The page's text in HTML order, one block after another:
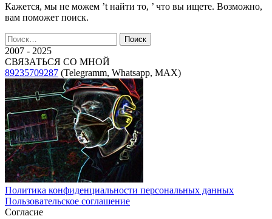
Кажется, мы не можем ’t найти то, ’ что вы ищете. Возможно,
вам поможет поиск.
Найти:
2007 - 2025
СВЯЗАТЬСЯ СО МНОЙ
89235709287 (Telegramm, Whatsapp, MAX)
Политика конфиденциальности персональных данных
Пользовательское соглашение
Согласие